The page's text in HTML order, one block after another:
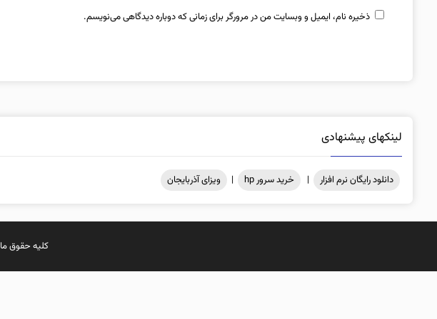
ذخیره نام، ایمیل و وبسایت من در مرورگر برای زمانی که دوباره دیدگاهی می‌نویسم.
لینکهای پیشنهادی
دانلود رایگان نرم افزار | خرید سرور hp | ویزای آذربایجان
کلیه حقوق